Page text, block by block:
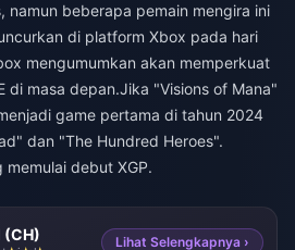
namun beberapa pemain mengira ini
di platform Xbox pada hari
mengumumkan akan memperkuat
di masa depan.Jika "Visions of Mana"
game pertama di tahun 2024
dan "The Hundred Heroes".
debut XGP.
(CH) Lihat Selengkapnya ›